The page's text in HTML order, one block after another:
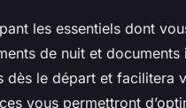
les essentiels dont
de nuit et documents
dès le départ et facilitera
vous permettront